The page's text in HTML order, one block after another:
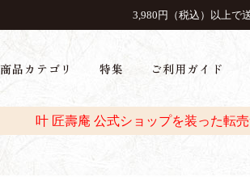
3,980円（税込）以上で
商品カテゴリ 特集 ご利用ガイド
叶 匠壽庵 公式ショップを装った転